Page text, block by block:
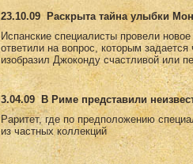
23.10.09
Раскрыта тайна улыбки
Испанские специалисты провели
ответили на вопрос, которым
изобразил Джоконду счастливой или
3.04.09 В Риме представили
Раритет, где по предположению
из частных коллекций